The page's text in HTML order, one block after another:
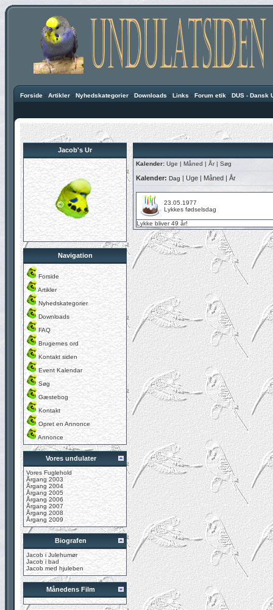
Forside · Artikler · Nyhedskategorier · Downloads · Links · Forum etik · DUS - Dansk
Jacob's Ur
Navigation
Forside
Artikler
Nyhedskategorier
Downloads
FAQ
Brugernes ord
Kontakt siden
Event Kalendar
Søg
Gæstebog
Kontakt
Opret en Annonce
Annonce
Vores undulater
Vores Fuglehold
Årgang 2003
Årgang 2004
Årgang 2005
Årgang 2006
Årgang 2007
Årgang 2008
Årgang 2009
Biografen
Jacob i Julehumør
Jacob i bad
Jacob med hjuleben
Månedens Film
Kalender: Uge | Måned | År| Søg
Kalender: Dag | Uge | Måned | År
23.05.1977
Lykkes fødselsdag
Lykke bliver 49 år!